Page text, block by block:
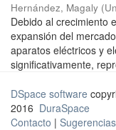
Hernández, Magaly (
Debido al crecimiento
expansión del
aparatos eléctricos y
significativamente,
DSpace software
2016 DuraSpace
Contacto | Sugerencias